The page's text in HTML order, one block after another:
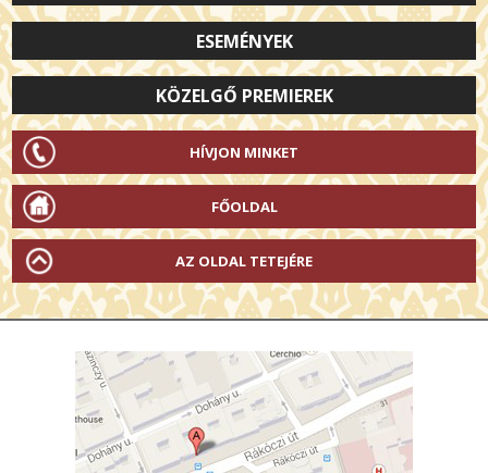
ESEMÉNYEK
KÖZELGŐ PREMIEREK
HÍVJON MINKET
FŐOLDAL
AZ OLDAL TETEJÉRE